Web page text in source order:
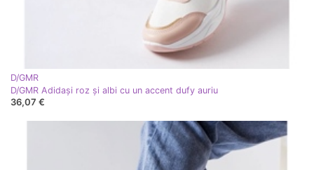
D/GMR
D/GMR Adidași roz și albi cu un accent dufy auriu
36,07 €